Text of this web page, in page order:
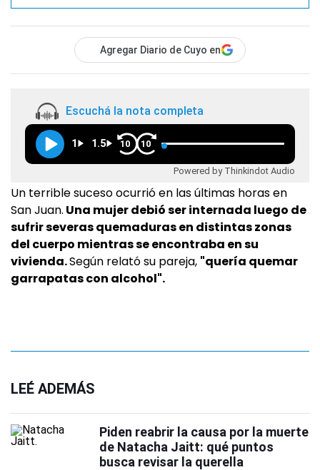
Agregar Diario de Cuyo en
Escuchá la nota completa
1 1.5 10 10
Powered by Thinkindot Audio
Un terrible suceso ocurrió en las últimas horas en
San Juan. Una mujer debió ser internada luego de
sufrir severas quemaduras en distintas zonas
del cuerpo mientras se encontraba en su
vivienda.Según relató su pareja, "quería quemar
garrapatas con alcohol".
LEÉ ADEMÁS
Piden reabrir la causa por la muerte
de Natacha Jaitt: qué puntos
busca revisar la querella